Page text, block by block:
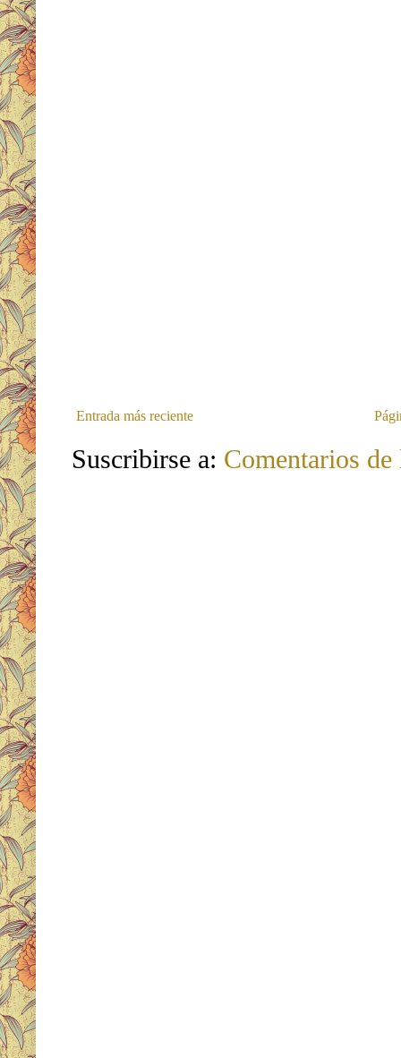
Entrada más reciente
Suscribirse a: Comentarios